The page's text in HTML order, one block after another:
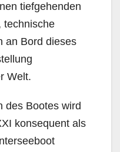
tiefgehenden
technische
an Bord dieses
Welt.
des Bootes wird
konsequent als